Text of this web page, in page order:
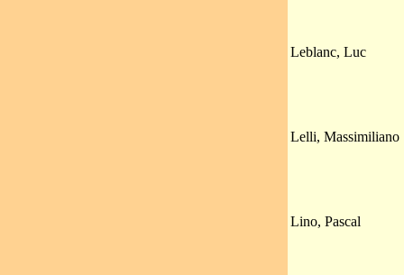
Leblanc, Luc
Lelli, Massimiliano
Lino, Pascal